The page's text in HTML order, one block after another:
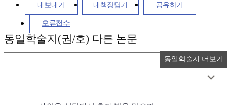
내보내기 내책장담기 공유하기
오류접수
동일학술지(권/호) 다른 논문
동일학술지 더보기